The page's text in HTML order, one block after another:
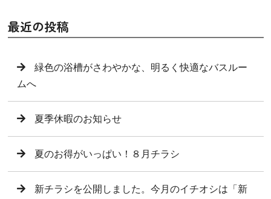
最近の投稿
緑色の浴槽がさわやかな、明るく快適なバスルー
ムへ
夏季休暇のお知らせ
夏のお得がいっぱい！８月チラシ
新チラシを公開しました。今月のイチオシは「新